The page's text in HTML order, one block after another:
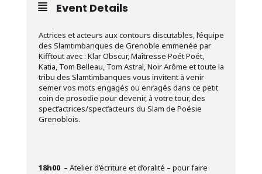
Event Details
Actrices et acteurs aux contours discutables, l’équipe
des Slamtimbanques de Grenoble emmenée par
Kifftout avec : Klar Obscur, Maîtresse Poét Poét,
Katia, Tom Belleau, Tom Astral, Noir Arôme et toute la
tribu des Slamtimbanques vous invitent à venir
semer vos mots engagés ou enragés dans ce petit
coin de prosodie pour devenir, à votre tour, des
spect’actrices/spect’acteurs du Slam de Poésie
Grenoblois.
18h00 – Atelier d’écriture et d’oralité – pour faire